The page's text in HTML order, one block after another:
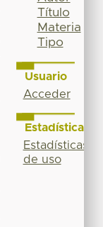
Título
Materia
Tipo
Usuario
Acceder
Estadísticas
Estadísticas
de uso